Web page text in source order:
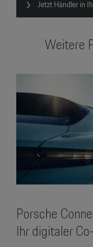
Jetzt Händler in
Weitere
Porsche
Ihr digitaler